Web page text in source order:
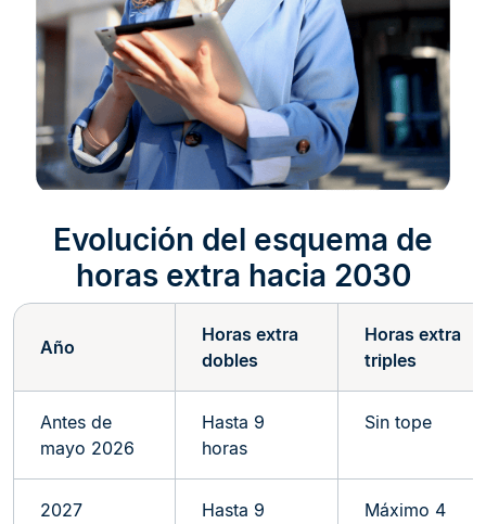
Evolución del esquema de
horas extra hacia 2030
Año
Horas extra
dobles
Horas extra
triples
Antes de
mayo 2026
Hasta 9
horas
Sin tope
2027
Hasta 9
Máximo 4